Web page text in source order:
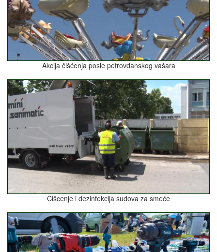
Akcija čišćenja posle petrovdanskog vašara
Čišcenje i dezinfekcija sudova za smeće